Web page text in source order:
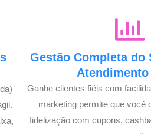
Gestão Completa do
Atendimento
Ganhe clientes fiéis com
marketing permite que você
fidelização com cupons,